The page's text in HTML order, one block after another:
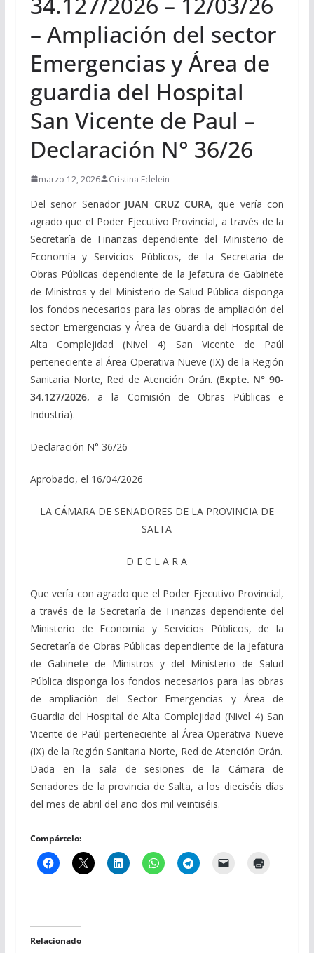
– Ampliación del sector
Emergencias y Área de
guardia del Hospital
San Vicente de Paul –
Declaración N° 36/26
marzo 12, 2026 Cristina Edelein
Del señor Senador JUAN CRUZ CURA, que vería con
agrado que el Poder Ejecutivo Provincial, a través de la
Secretaría de Finanzas dependiente del Ministerio de
Economía y Servicios Públicos, de la Secretaria de
Obras Públicas dependiente de la Jefatura de Gabinete
de Ministros y del Ministerio de Salud Pública disponga
los fondos necesarios para las obras de ampliación del
sector Emergencias y Área de Guardia del Hospital de
Alta Complejidad (Nivel 4) San Vicente de Paúl
perteneciente al Área Operativa Nueve (IX) de la Región
Sanitaria Norte, Red de Atención Orán. (Expte. N° 90-
34.127/2026, a la Comisión de Obras Públicas e
Industria).
Declaración N° 36/26
Aprobado, el 16/04/2026
LA CÁMARA DE SENADORES DE LA PROVINCIA DE
SALTA
D E C L A R A
Que vería con agrado que el Poder Ejecutivo Provincial,
a través de la Secretaría de Finanzas dependiente del
Ministerio de Economía y Servicios Públicos, de la
Secretaría de Obras Públicas dependiente de la Jefatura
de Gabinete de Ministros y del Ministerio de Salud
Pública disponga los fondos necesarios para las obras
de ampliación del Sector Emergencias y Área de
Guardia del Hospital de Alta Complejidad (Nivel 4) San
Vicente de Paúl perteneciente al Área Operativa Nueve
(IX) de la Región Sanitaria Norte, Red de Atención Orán.
Dada en la sala de sesiones de la Cámara de
Senadores de la provincia de Salta, a los dieciséis días
del mes de abril del año dos mil veintiséis.
Compártelo:
Relacionado